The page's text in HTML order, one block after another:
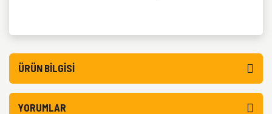
ÜRÜN BILGISI
YORUMLAR